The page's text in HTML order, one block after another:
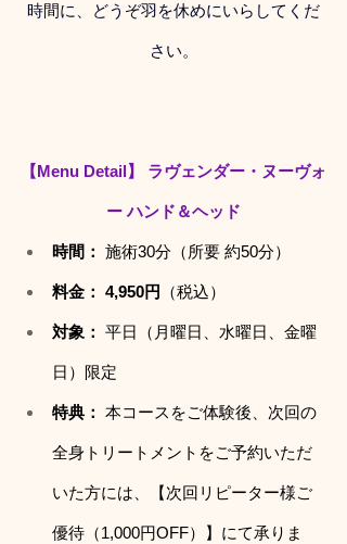
時間に、どうぞ羽を休めにいらしてくだ
さい。
【Menu Detail】 ラヴェンダー・ヌーヴォ
ー ハンド＆ヘッド
時間： 施術30分（所要 約50分）
料金： 4,950円 （税込）
対象： 平日（月曜日、水曜日、金曜
日）限定
特典： 本コースをご体験後、次回の
全身トリートメントをご予約いただ
いた方には、【次回リピーター様ご
優待（1,000円OFF）】にて承りま